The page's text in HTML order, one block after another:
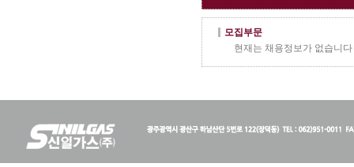
모집부문
현재는 채용정보가 없습니다